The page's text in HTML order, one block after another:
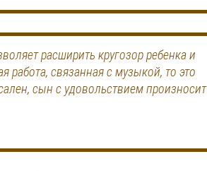
расширить кругозор ребенка и
работа, связанная с музыкой, то это
сын с удовольствием произносит